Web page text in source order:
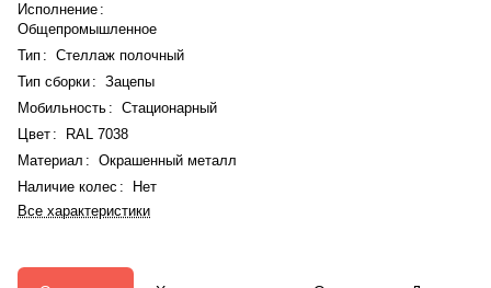
Исполнение :
Общепромышленное
Тип : Стеллаж полочный
Тип сборки: Зацепы
Мобильность : Стационарный
Цвет :
RAL 7038
Материал : Окрашенный металл
Наличие колес :
Нет
Все характеристики